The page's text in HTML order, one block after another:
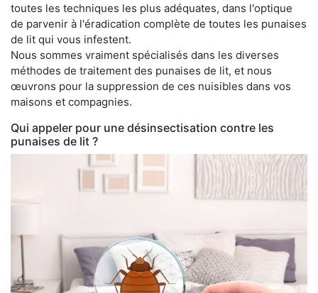
toutes les techniques les plus adéquates, dans l'optique
de parvenir à l'éradication complète de toutes les punaises
de lit qui vous infestent.
Nous sommes vraiment spécialisés dans les diverses
méthodes de traitement des punaises de lit, et nous
œuvrons pour la suppression de ces nuisibles dans vos
maisons et compagnies.
Qui appeler pour une désinsectisation contre les
punaises de lit ?